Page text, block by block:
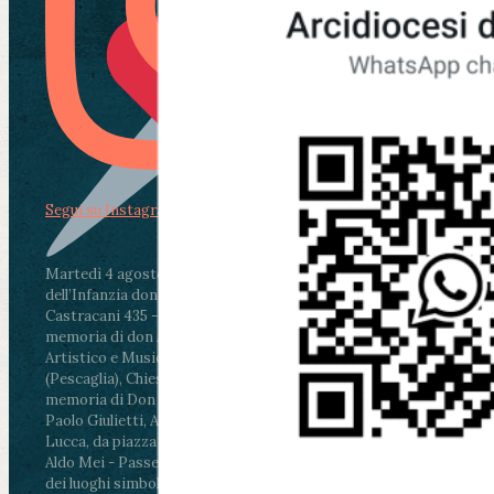
Martedì 4 agosto2026
ore 11:30 - Lucca, Scuola
dell’Infanzia don Aldo Mei - Viale Castruccio
Castracani 435 - Inaugurazione murales in
memoria di don Aldo Mei curato dal Liceo
Artistico e Musicale “Passaglia”
ore 18 - Fiano
(Pescaglia), Chiesa parrocchiale - Messa in
memoria di Don Aldo Mei celebrata da mons.
Paolo Giulietti, Arcivescovo di Lucca
ore 20.30 -
Lucca, da piazza San Michele al Cippo di don
Aldo Mei - Passeggiata della Memoria in alcuni
dei luoghi simbolo della città. Ritrovo alle ore
Segui su Instagram